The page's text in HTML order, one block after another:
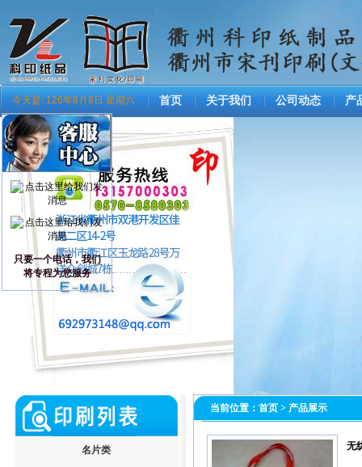
今天是: 126年8月8日 星期六 首页 关于我们 公司动态 产
名片类
当前位置： 首页 > 产品展示
无
只要一个电话，我们
将专程为您服务